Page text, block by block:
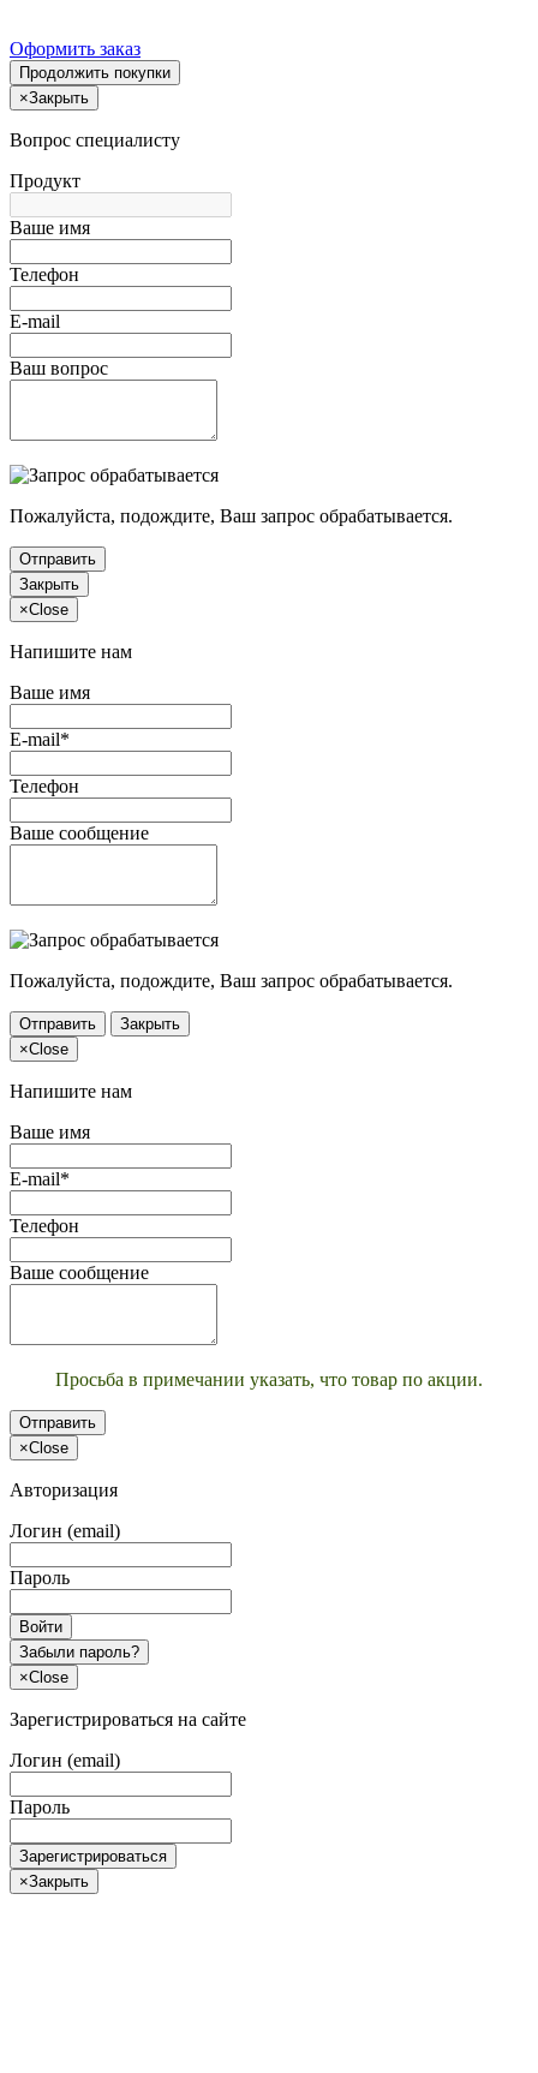
Оформить заказ
Продолжить покупки
×Закрыть
Вопрос специалисту
Продукт
Ваше имя
Телефон
E-mail
Ваш вопрос
Пожалуйста, подождите, Ваш запрос обрабатывается.
Отправить
Закрыть
×Close
Напишите нам
Ваше имя
E-mail*
Телефон
Ваше сообщение
Пожалуйста, подождите, Ваш запрос обрабатывается.
Отправить
Закрыть
×Close
Напишите нам
Ваше имя
E-mail*
Телефон
Ваше сообщение
Просьба в примечании указать, что товар по акции.
Отправить
×Close
Авторизация
Логин (email)
Пароль
Войти
Забыли пароль?
×Close
Зарегистрироваться на сайте
Логин (email)
Пароль
Зарегистрироваться
×Закрыть